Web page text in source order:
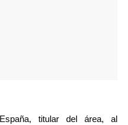
titular del área, al